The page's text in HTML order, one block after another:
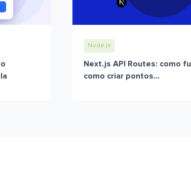
Node.js
Next.js API Routes: como
como criar pontos...